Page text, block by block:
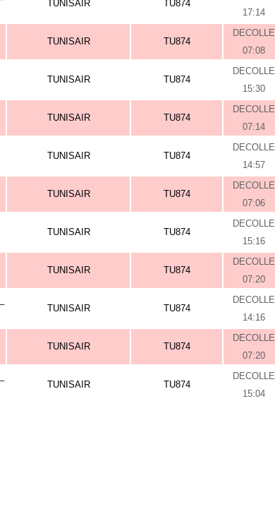
TUNISAIR TU874
17:14
TUNISAIR TU874
DECOLLE
07:08
TUNISAIR TU874
DECOLLE
15:30
TUNISAIR TU874
DECOLLE
07:14
TUNISAIR TU874
DECOLLE
14:57
TUNISAIR TU874
DECOLLE
07:06
TUNISAIR TU874
DECOLLE
15:16
TUNISAIR TU874
DECOLLE
07:20
TUNISAIR TU874
DECOLLE
14:16
TUNISAIR TU874
DECOLLE
07:20
TUNISAIR TU874
DECOLLE
15:04